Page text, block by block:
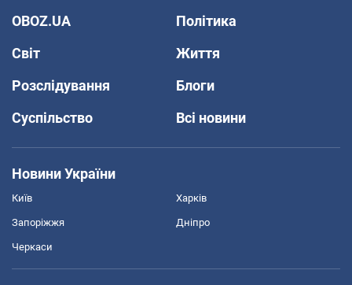
OBOZ.UA
Політика
Світ
Життя
Розслідування
Блоги
Суспільство
Всі новини
Новини України
Київ Харків
Запоріжжя Дніпро
Черкаси